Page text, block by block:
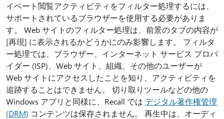
イベート閲覧アクティビティをフィルター処理するには、
サポートされているブラウザーを使用する必要がありま
す。 Web サイトのフィルター処理は、前景のタブの内容が
[再現] に表示されるかどうかにのみ影響します。 フィルタ
ー処理では、ブラウザー、インターネット サービス プロバ
イダー (ISP)、Web サイト、組織、その他のユーザーが
Web サイトにアクセスしたことを知り、アクティビティを
追跡することはできません。 切り取りツールなどの他の
Windows アプリと同様に、Recall では デジタル著作権管理
(DRM) コンテンツは保存されません。 再生中は、オーディ